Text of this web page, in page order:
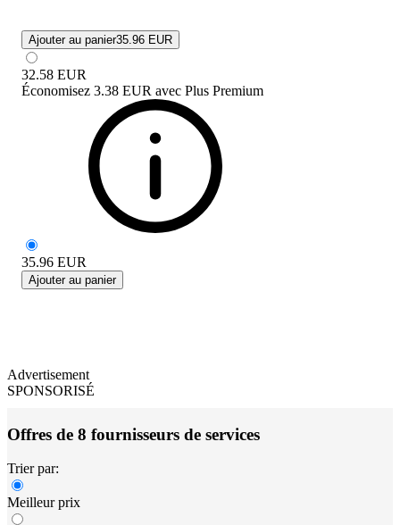
Ajouter au panier35.96 EUR
32.58 EUR
Économisez 3.38 EUR avec Plus Premium
35.96 EUR
Ajouter au panier
Advertisement
SPONSORISÉ
Offres de 8 fournisseurs de services
Trier par:
Meilleur prix